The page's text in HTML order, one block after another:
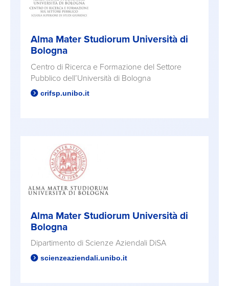
Alma Mater Studiorum Università di
Bologna
Centro di Ricerca e Formazione del Settore
Pubblico dell’Università di Bologna
crifsp.unibo.it
Alma Mater Studiorum Università di
Bologna
Dipartimento di Scienze Aziendali DiSA
scienzeaziendali.unibo.it